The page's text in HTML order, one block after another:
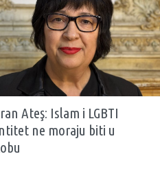
Ateş: Islam i LGBTI
ne moraju biti u